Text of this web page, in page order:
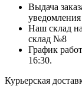
Выдача
Наш склад
склад №8
График
16:30.
Курьерская